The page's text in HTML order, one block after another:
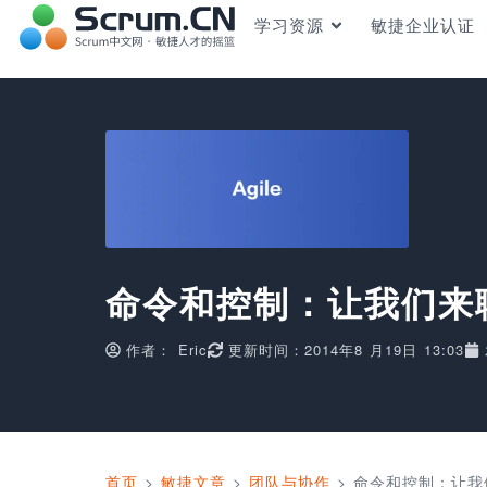
学习资源 敏捷企业认证
命令和控制：让我们来
作者： Eric 更新时间：2014年8 月19日 13:03
首页 > 敏捷文章 > 团队与协作 > 命令和控制：让